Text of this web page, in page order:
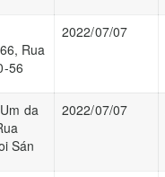
Rua
56
2022/07/07
da
Sán
2022/07/07